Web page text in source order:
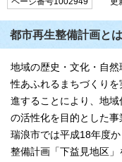
都市再生整備計画と
地域の歴史・文化・自
性あふれるまちづくり
進することにより、地
の活性化を目的とした事
瑞浪市では平成18年度
整備計画「下益見地区